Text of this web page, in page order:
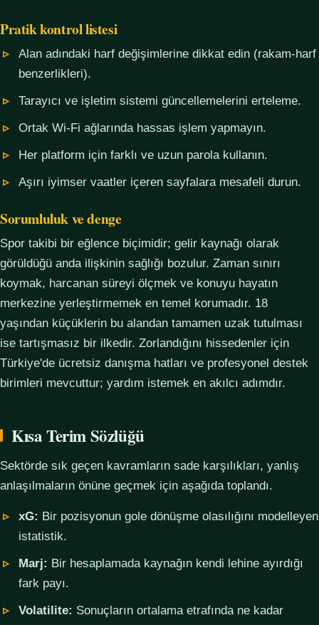
Pratik kontrol listesi
Alan adındaki harf değişimlerine dikkat edin (rakam-harf
benzerlikleri).
Tarayıcı ve işletim sistemi güncellemelerini erteleme.
Ortak Wi-Fi ağlarında hassas işlem yapmayın.
Her platform için farklı ve uzun parola kullanın.
Aşırı iyimser vaatler içeren sayfalara mesafeli durun.
Sorumluluk ve denge
Spor takibi bir eğlence biçimidir; gelir kaynağı olarak
görüldüğü anda ilişkinin sağlığı bozulur. Zaman sınırı
koymak, harcanan süreyi ölçmek ve konuyu hayatın
merkezine yerleştirmemek en temel korumadır. 18
yaşından küçüklerin bu alandan tamamen uzak tutulması
ise tartışmasız bir ilkedir. Zorlandığını hissedenler için
Türkiye'de ücretsiz danışma hatları ve profesyonel destek
birimleri mevcuttur; yardım istemek en akılcı adımdır.
Kısa Terim Sözlüğü
Sektörde sık geçen kavramların sade karşılıkları, yanlış
anlaşılmaların önüne geçmek için aşağıda toplandı.
xG: Bir pozisyonun gole dönüşme olasılığını modelleyen
istatistik.
Marj: Bir hesaplamada kaynağın kendi lehine ayırdığı
fark payı.
Volatilite: Sonuçların ortalama etrafında ne kadar